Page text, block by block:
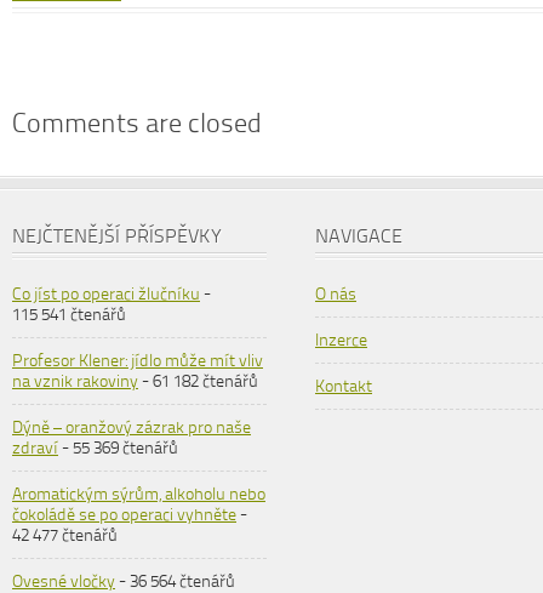
Comments are closed
NEJČTENĚJŠÍ PŘÍSPĚVKY
Co jíst po operaci žlučníku -
115 541 čtenářů
Profesor Klener: jídlo může mít vliv
na vznik rakoviny- 61 182 čtenářů
Dýně – oranžový zázrak pro naše
zdraví- 55 369 čtenářů
Aromatickým sýrům, alkoholu nebo
čokoládě se po operaci vyhněte-
42 477 čtenářů
Ovesné vločky- 36 564 čtenářů
NAVIGACE
O nás
Inzerce
Kontakt